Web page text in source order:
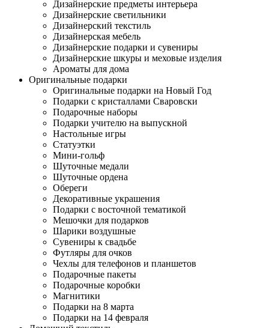
Дизайнерские предметы интерьера
Дизайнерские светильники
Дизайнерский текстиль
Дизайнерская мебель
Дизайнерские подарки и сувениры
Дизайнерские шкуры и меховые изделия
Ароматы для дома
Оригинальные подарки
Оригинальные подарки на Новый Год
Подарки с кристаллами Сваровски
Подарочные наборы
Подарки учителю на выпускной
Настольные игры
Статуэтки
Мини-гольф
Шуточные медали
Шуточные ордена
Обереги
Декоративные украшения
Подарки с восточной тематикой
Мешочки для подарков
Шарики воздушные
Сувениры к свадьбе
Футляры для очков
Чехлы для телефонов и планшетов
Подарочные пакеты
Подарочные коробки
Магнитики
Подарки на 8 марта
Подарки на 14 февраля